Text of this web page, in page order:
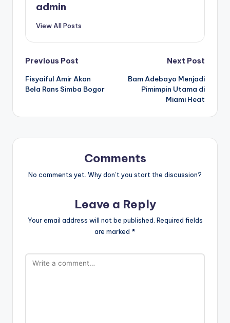
admin
View All Posts
Post
navigation
Previous Post
Fisyaiful Amir Akan
Bela Rans Simba Bogor
Next Post
Bam Adebayo Menjadi
Pimimpin Utama di
Miami Heat
Comments
No comments yet. Why don’t you start the discussion?
Leave a Reply
Your email address will not be published. Required fields
are marked *